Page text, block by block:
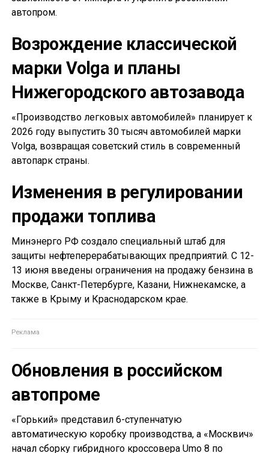
автопром.
Возрождение классической
марки Volga и планы
Нижегородского автозавода
«Производство легковых автомобилей» планирует к
2026 году выпустить 30 тысяч автомобилей марки
Volga, возвращая советский стиль в современный
автопарк страны.
Изменения в регулировании
продажи топлива
Минэнерго РФ создало специальный штаб для
защиты нефтеперерабатывающих предприятий. С 12-
13 июня введены ограничения на продажу бензина в
Москве, Санкт-Петербурге, Казани, Нижнекамске, а
также в Крыму и Краснодарском крае.
Обновления в российском
автопроме
«Горький» представил 6-ступенчатую
автоматическую коробку производства, а «Москвич»
начал сборку гибридного кроссовера Umo 8 по